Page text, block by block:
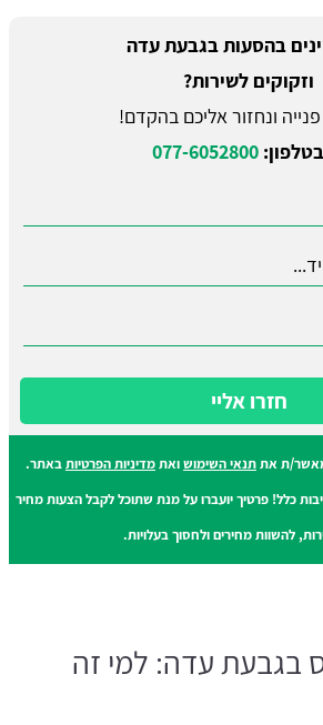
בהסעות בגבעת עדה
וזקוקים לשירות?
ונחזור אליכם בהקדם!
077-6052800
חזרו אליי
ת אתתנאי השימושואתמדיניות הפרטיותבאתר.
כלל! פרטיך יועברו על מנת שתוכל לקבל הצעות מחיר
להשוות מחירים ולחסוך בעלויות.
בגבעת עדה: למי זה